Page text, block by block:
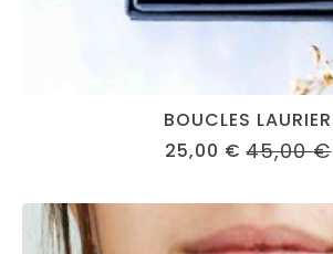
BOUCLES LAURIER
45,00€
ORIGINAL
WAS:
45,00 €.
25,00 € CURRENT
IS:
25,00 €.